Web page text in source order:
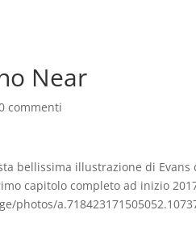
Near
commenti
bellissima illustrazione di
capitolo completo ad inizio
photos/